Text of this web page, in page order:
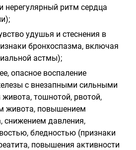
нерегулярный ритм сердца
удушья и стеснения в
бронхоспазма, включая
астмы);
опасное воспаление
с внезапными сильными
тошнотой, рвотой,
живота, повышением
снижением давления,
бледностью (признаки
повышения активности